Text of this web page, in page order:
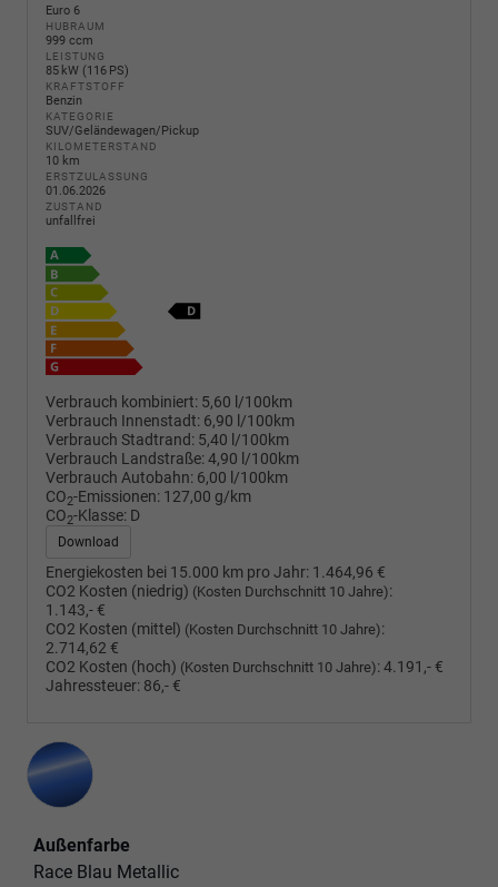
Euro 6
HUBRAUM
999 ccm
LEISTUNG
85 kW (116 PS)
KRAFTSTOFF
Benzin
KATEGORIE
SUV/Geländewagen/Pickup
KILOMETERSTAND
10 km
ERSTZULASSUNG
01.06.2026
ZUSTAND
unfallfrei
Verbrauch kombiniert: 5,60 l/100km
Verbrauch Innenstadt: 6,90 l/100km
Verbrauch Stadtrand: 5,40 l/100km
Verbrauch Landstraße:4,90 l/100km
Verbrauch Autobahn: 6,00 l/100km
CO2-Emissionen: 127,00 g/km
CO2-Klasse: D
Download
Energiekosten bei 15.000 km pro Jahr: 1.464,96 €
CO2 Kosten (niedrig) (Kosten Durchschnitt 10 Jahre):
1.143,- €
CO2 Kosten (mittel) (Kosten Durchschnitt 10 Jahre):
2.714,62 €
CO2 Kosten (hoch) (Kosten Durchschnitt 10 Jahre):4.191,- €
Jahressteuer: 86,- €
Außenfarbe
Race Blau Metallic